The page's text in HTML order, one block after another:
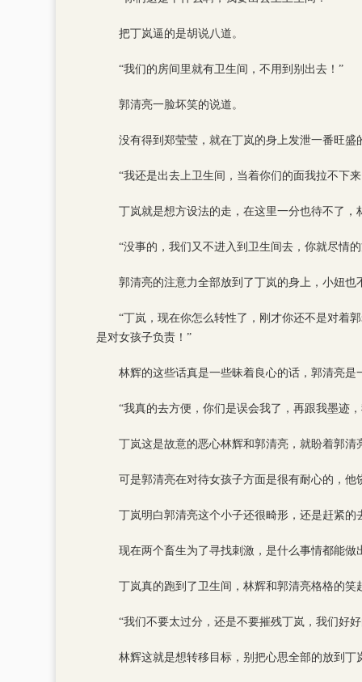
把丁岚逼的是胡说八道。
“我们的房间里就有卫生间，不用到别出去！”
郭清亮一脸坏笑的说道。
没有得到郑莹莹，就在丁岚的身上发泄一番旺盛
“我还是出去上卫生间，当着你们的面我拉不下来
丁岚就是想方设法的走，在这里一分也待不了
“没事的，我们又不进入到卫生间去，你就尽情
郭清亮的注意力全部放到了丁岚的身上，小妞
“丁岚，现在你怎么转性了，刚才你还不是对着
是对女孩子负责！”
林辉的这些话真是一些昧着良心的话，郭清亮
“我真的去方便，你们是误会我了，再跟我墨迹
丁岚这是故意的恶心林辉和郭清亮，就盼着郭清
可是郭清亮在对待女孩子方面是很有耐心的，
丁岚明白郭清亮这个小子还很畸形，还是赶紧
现在两个畜生为了寻找刺激，是什么事情都能做
丁岚真的跑到了卫生间，林辉和郭清亮格格的
“我们不要太过分，还是不要摧残丁岚，我们好
林辉这就是想转移目标，别把心思全部的放到丁